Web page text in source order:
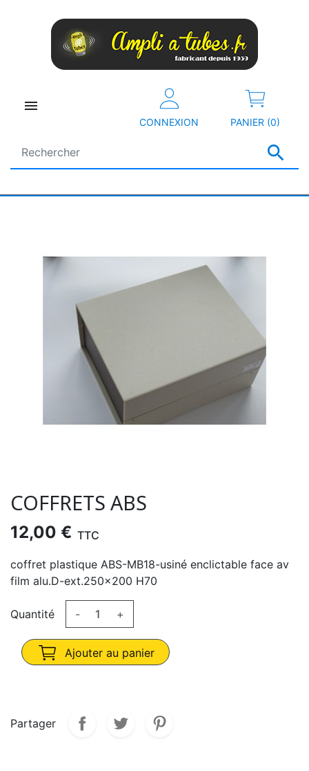


CONNEXION PANIER (0)
COFFRETS ABS
12,00 € TTC
coffret plastique ABS-MB18-usiné enclictable face av
film alu.D-ext.250x200 H70
Quantité - +
Ajouter au panier
Partager